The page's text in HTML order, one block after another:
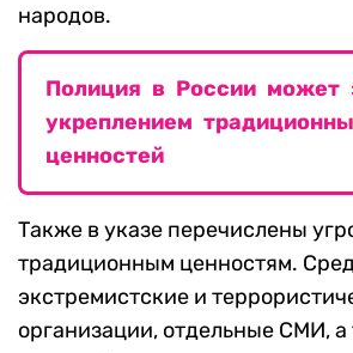
народов.
Полиция в России может
укреплением
ценностей
Также в указе перечислены
традиционным ценностям.
экстремистские и
организации, отдельные СМИ,